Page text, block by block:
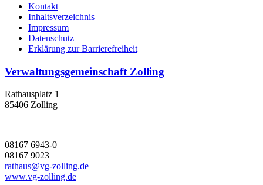
Kontakt
Inhaltsverzeichnis
Impressum
Datenschutz
Erklärung zur Barrierefreiheit
Verwaltungsgemeinschaft Zolling
Rathausplatz 1
85406 Zolling
08167 6943-0
08167 9023
rathaus@vg-zolling.de
www.vg-zolling.de